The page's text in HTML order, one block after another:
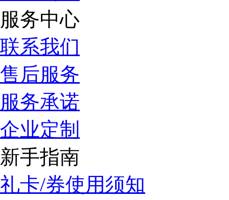
服务中心
联系我们
售后服务
服务承诺
企业定制
新手指南
礼卡/券使用须知